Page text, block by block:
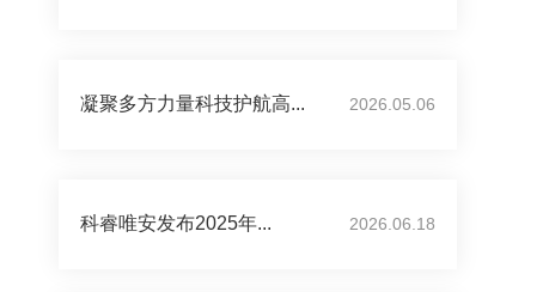
凝聚多方力量科技护航高... 2026.05.06
科睿唯安发布2025年... 2026.06.18